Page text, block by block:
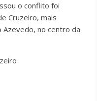
o conflito foi
Cruzeiro, mais
Azevedo, no centro da